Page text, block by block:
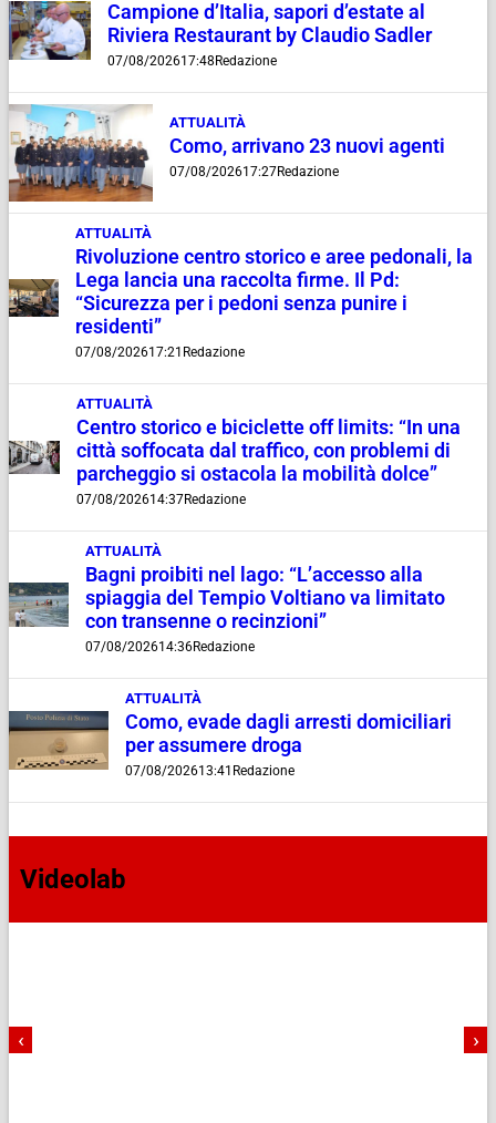
Campione d’Italia, sapori d’estate al
Riviera Restaurant by Claudio Sadler
07/08/202617:48 Redazione
ATTUALITÀ
Como, arrivano 23 nuovi agenti
07/08/202617:27Redazione
ATTUALITÀ
Rivoluzione centro storico e aree pedonali, la
Lega lancia una raccolta firme. Il Pd:
“Sicurezza per i pedoni senza punire i
residenti”
07/08/202617:21 Redazione
ATTUALITÀ
Centro storico e biciclette off limits: “In una
città soffocata dal traffico, con problemi di
parcheggio si ostacola la mobilità dolce”
07/08/202614:37Redazione
ATTUALITÀ
Bagni proibiti nel lago: “L’accesso alla
spiaggia del Tempio Voltiano va limitato
con transenne o recinzioni”
07/08/202614:36Redazione
ATTUALITÀ
Como, evade dagli arresti domiciliari
per assumere droga
07/08/202613:41 Redazione
Videolab
‹ ›